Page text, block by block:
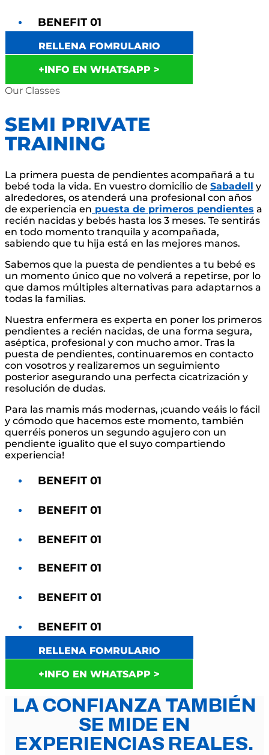
BENEFIT 01
RELLENA FOMRULARIO
+INFO EN WHATSAPP >
Our Classes
SEMI PRIVATE
TRAINING
La primera puesta de pendientes acompañará a tu
bebé toda la vida. En vuestro domicilio de Sabadell y
alrededores, os atenderá una profesional con años
de experiencia en puesta de primeros pendientes a
recién nacidas y bebés hasta los 3 meses. Te sentirás
en todo momento tranquila y acompañada,
sabiendo que tu hija está en las mejores manos.
Sabemos que la puesta de pendientes a tu bebé es
un momento único que no volverá a repetirse, por lo
que damos múltiples alternativas para adaptarnos a
todas la familias.
Nuestra enfermera es experta en poner los primeros
pendientes a recién nacidas, de una forma segura,
aséptica, profesional y con mucho amor. Tras la
puesta de pendientes, continuaremos en contacto
con vosotros y realizaremos un seguimiento
posterior asegurando una perfecta cicatrización y
resolución de dudas.
Para las mamis más modernas, ¡cuando veáis lo fácil
y cómodo que hacemos este momento, también
querréis poneros un segundo agujero con un
pendiente igualito que el suyo compartiendo
experiencia!
BENEFIT 01
BENEFIT 01
BENEFIT 01
BENEFIT 01
BENEFIT 01
BENEFIT 01
RELLENA FOMRULARIO
+INFO EN WHATSAPP >
LA CONFIANZA TAMBIÉN
SE MIDE EN
EXPERIENCIAS REALES.